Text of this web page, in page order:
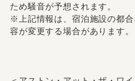
ため騒音が予想されます。
※上記情報は、宿泊施設の都
容が変更する場合があります。